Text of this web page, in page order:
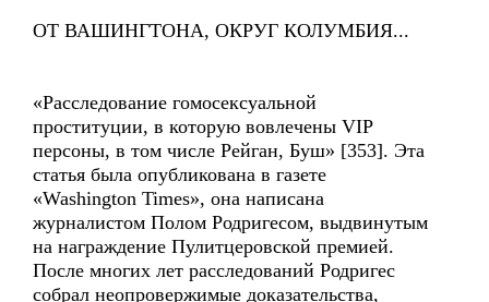
ОТ ВАШИНГТОНА, ОКРУГ КОЛУМБИЯ...
«Расследование гомосексуальной
проституции, в которую вовлечены VIP
персоны, в том числе Рейган, Буш» [353]. Эта
статья была опубликована в газете
«Washington Times», она написана
журналистом Полом Родригесом, выдвинутым
на награждение Пулитцеровской премией.
После многих лет расследований Родригес
собрал неопровержимые доказательства,